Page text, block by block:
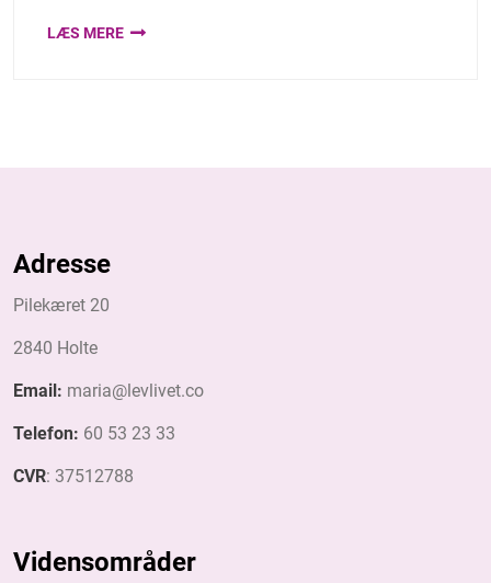
LÆS MERE
Adresse
Pilekæret 20
​2840 Holte
Email: maria@levlivet.co
Telefon: 60 53 23 33
CVR: 37512788
Vidensområder